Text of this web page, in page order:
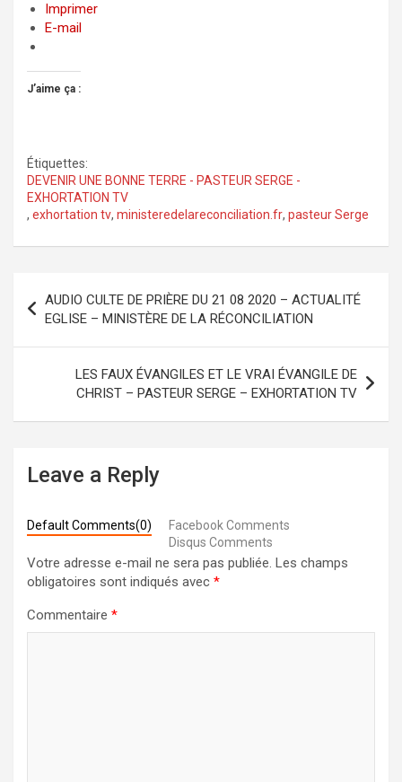
Imprimer
E-mail
J’aime ça :
Étiquettes:
DEVENIR UNE BONNE TERRE - PASTEUR SERGE -
EXHORTATION TV
, exhortation tv, ministeredelareconciliation.fr, pasteur Serge
de
l’article
AUDIO CULTE DE PRIÈRE DU 21 08 2020 – ACTUALITÉ
EGLISE – MINISTÈRE DE LA RÉCONCILIATION
LES FAUX ÉVANGILES ET LE VRAI ÉVANGILE DE
CHRIST – PASTEUR SERGE – EXHORTATION TV
Leave a Reply
Default Comments(0)
Facebook Comments
Disqus Comments
Votre adresse e-mail ne sera pas publiée. Les champs
obligatoires sont indiqués avec *
Commentaire *